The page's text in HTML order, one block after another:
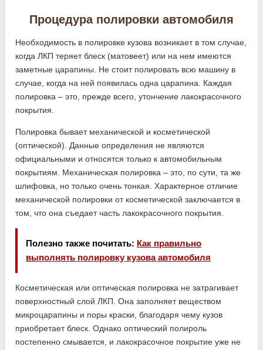
Процедура полировки автомобиля
Необходимость в полировке кузова возникает в том случае,
когда ЛКП теряет блеск (матовеет) или на нем имеются
заметные царапины. Не стоит полировать всю машину в
случае, когда на ней появилась одна царапина. Каждая
полировка – это, прежде всего, утончение лакокрасочного
покрытия.
Полировка бывает механической и косметической
(оптической). Данные определения не являются
официальными и относятся только к автомобильным
покрытиям. Механическая полировка – это, по сути, та же
шлифовка, но только очень тонкая. Характерное отличие
механической полировки от косметической заключается в
том, что она съедает часть лакокрасочного покрытия.
Полезно также почитать: Как правильно
выполнять полировку кузова автомобиля
Косметическая или оптическая полировка не затрагивает
поверхностный слой ЛКП. Она заполняет веществом
микроцарапины и поры краски, благодаря чему кузов
приобретает блеск. Однако оптический полироль
постепенно смывается, и лакокрасочное покрытие уже не